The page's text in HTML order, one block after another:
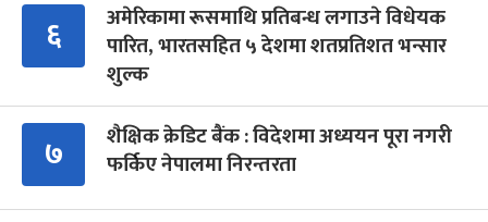
६
अमेरिकामा रूसमाथि प्रतिबन्ध लगाउने विधेयक
पारित, भारतसहित ५ देशमा शतप्रतिशत भन्सार
शुल्क
७
शैक्षिक क्रेडिट बैंक : विदेशमा अध्ययन पूरा नगरी
फर्किए नेपालमा निरन्तरता